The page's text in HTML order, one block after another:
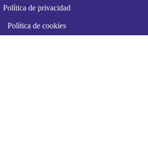
Política de privacidad
Política de cookies